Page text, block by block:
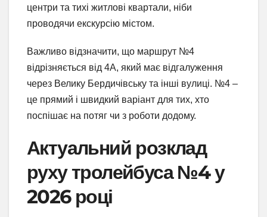
центри та тихі житлові квартали, ніби
проводячи екскурсію містом.
Важливо відзначити, що маршрут №4
відрізняється від 4А, який має відгалуження
через Велику Бердичівську та інші вулиці. №4 –
це прямий і швидкий варіант для тих, хто
поспішає на потяг чи з роботи додому.
Актуальний розклад
руху тролейбуса №4 у
2026 році